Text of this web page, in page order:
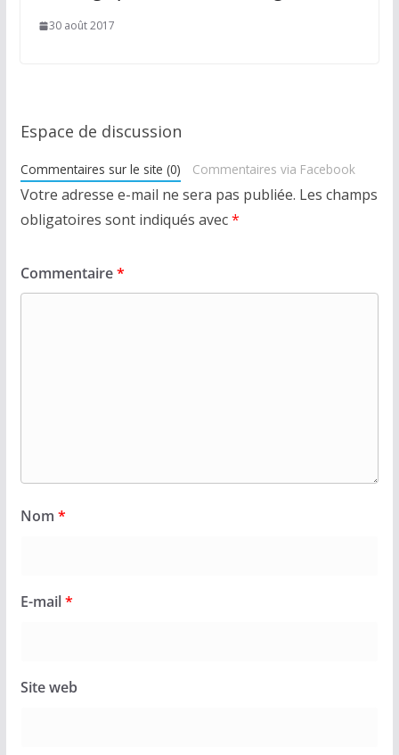
30 août 2017
Espace de discussion
Commentaires sur le site (0) Commentaires via Facebook
Votre adresse e-mail ne sera pas publiée. Les champs
obligatoires sont indiqués avec*
Commentaire*
Nom *
E-mail*
Site web